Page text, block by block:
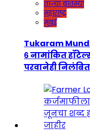
ताज्या बातम्या
महाराष्ट्र
मुंबई
Tukaram
६ नामांकित
परवानेही निलंबित